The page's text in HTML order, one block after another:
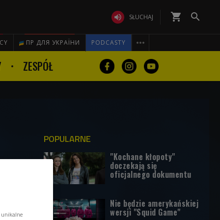
 SŁUCHAJ shopping_cart 
ПР ДЛЯ УКРАЇНИ PODCASTY 
ZESPÓŁ
POPULARNE
"Kochane kłopoty"
doczekają się
oficjalnego dokumentu
Nie będzie amerykańskiej
wersji "Squid Game"